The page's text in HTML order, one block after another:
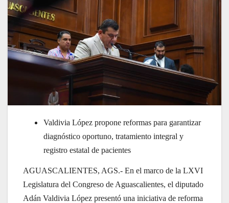
Valdivia López propone reformas para garantizar
diagnóstico oportuno, tratamiento integral y
registro estatal de pacientes
AGUASCALIENTES, AGS.- En el marco de la LXVI
Legislatura del Congreso de Aguascalientes, el diputado
Adán Valdivia López presentó una iniciativa de reforma